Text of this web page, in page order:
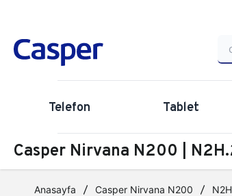
Telefon Tablet
Casper Nirvana N200 |
Anasayfa Casper Nirvana N200